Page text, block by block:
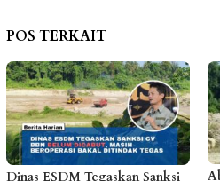
POS TERKAIT
Dinas ESDM Tegaskan Sanksi